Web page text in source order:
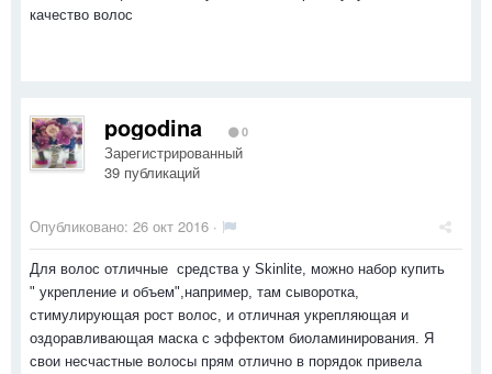
качество волос
pogodina 0
Зарегистрированный
39 публикаций
Опубликовано: 26 окт 2016 ·
Для волос отличные средства у Skinlite, можно набор купить
" укрепление и объем",например, там сыворотка,
стимулирующая рост волос, и отличная укрепляющая и
оздоравливающая маска с эффектом биоламинирования. Я
свои несчастные волосы прям отлично в порядок привела